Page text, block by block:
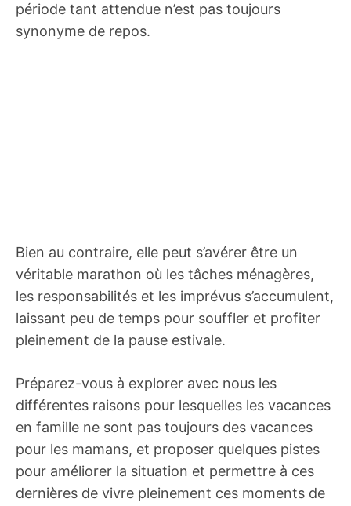
période tant attendue n’est pas toujours
synonyme de repos.
Bien au contraire, elle peut s’avérer être un
véritable marathon où les tâches ménagères,
les responsabilités et les imprévus s’accumulent,
laissant peu de temps pour souffler et profiter
pleinement de la pause estivale.
Préparez-vous à explorer avec nous les
différentes raisons pour lesquelles les vacances
en famille ne sont pas toujours des vacances
pour les mamans, et proposer quelques pistes
pour améliorer la situation et permettre à ces
dernières de vivre pleinement ces moments de